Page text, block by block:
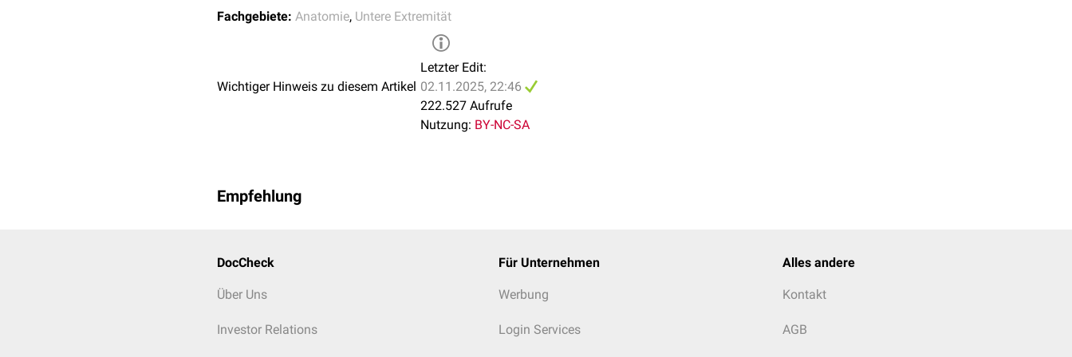
Becken (Mann), die Lacuna vasorum ist mit Nr. 11 gekennzeichnet
Fachgebiete: Anatomie, Untere Extremität
Wichtiger Hinweis zu diesem Artikel
Letzter Edit:
02.11.2025, 22:46
222.527 Aufrufe
Nutzung: BY-NC-SA
Empfehlung
DocCheck
Über Uns
Investor Relations
Für Unternehmen
Werbung
Login Services
Alles andere
Kontakt
AGB